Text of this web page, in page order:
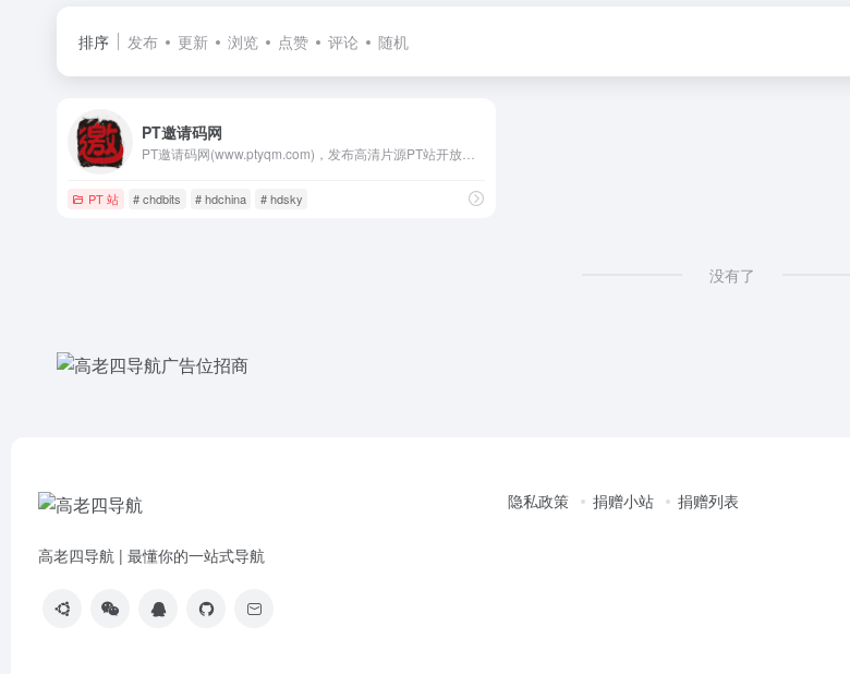
排序 发布 更新 浏览 点赞 评论 随机
PT邀请码网
PT 站 # chdbits # hdchina # hdsky
没有了
高老四导航 | 最懂你的一站式导航
隐私政策 捐赠小站 捐赠列表